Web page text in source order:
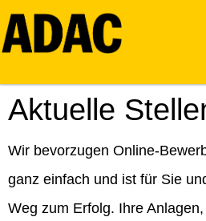
Aktuelle
Wir bevorzugen Online-
ganz einfach und ist für Sie
Weg zum Erfolg. Ihre